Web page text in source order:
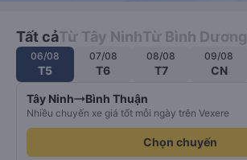
Tất cảTừ Tây NinhTừ Bình Dương
06/08
T5
07/08
T6
08/08
T7
09/08
CN
Tây Ninh Bình Thuận
Nhiều chuyến xe giá tốt mỗi ngày trên Vexere
Chọn chuyến